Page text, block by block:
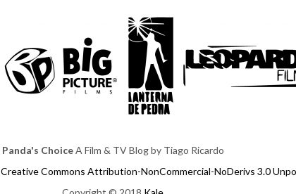
Panda's ChoiceA Film & TV Blog by Tiago Ricardo
Creative Commons Attribution-NonCommercial-NoDerivs 3.0